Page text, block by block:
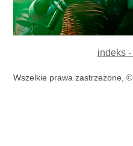
indeks
Wszelkie prawa zastrzeżone,